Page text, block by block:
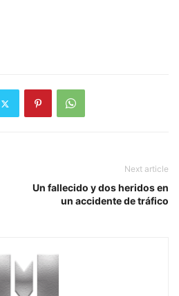
Next article
Un fallecido y dos heridos en
un accidente de tráfico